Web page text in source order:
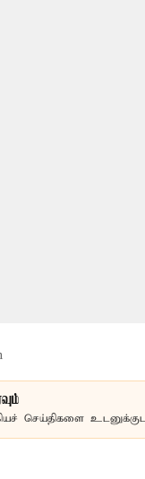
செய்திகளை